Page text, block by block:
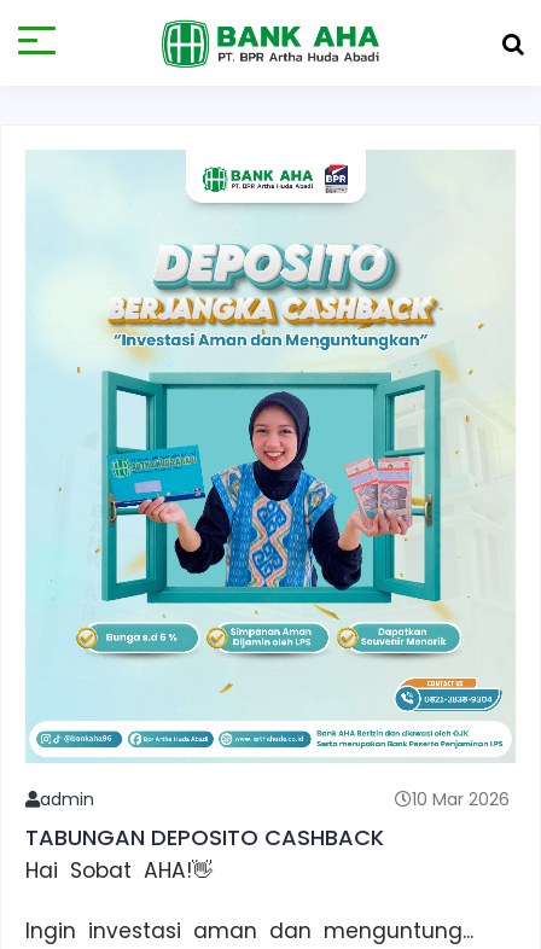
admin 10 Mar 2026
TABUNGAN DEPOSITO CASHBACK
Hai Sobat AHA!👋
Ingin investasi aman dan menguntung...